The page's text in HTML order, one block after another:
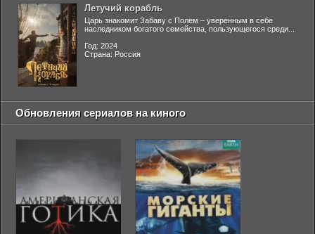
Летучий корабль
Царь знакомит Забаву с Полем – уверенным в себе
наследником богатого семейства, пользующегося среди...
Год: 2024
Страна: Россия
Обновления сериалов на киного